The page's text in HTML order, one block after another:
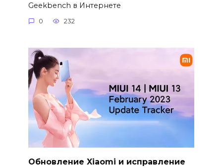
Geekbench в Интернете
0 232
Обновление Xiaomi и исправление